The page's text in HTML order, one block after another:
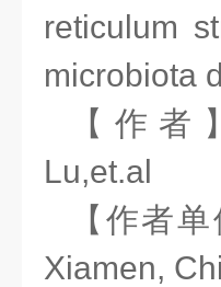
reticulum
microbiota
【作者
Lu,et.al
【作者
Xiamen,